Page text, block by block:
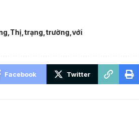
Thị trạng trường với
Facebook Twitter